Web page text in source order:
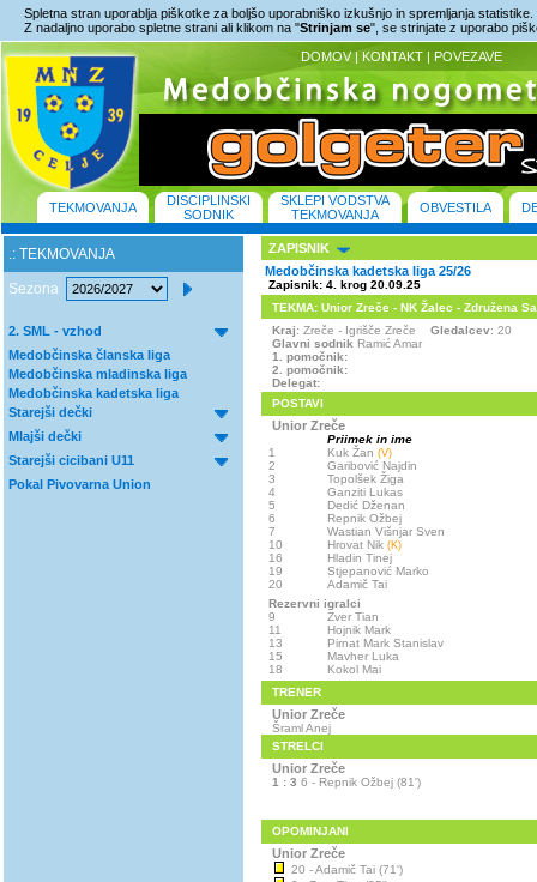
Spletna stran uporablja piškotke za boljšo uporabniško izkušnjo in spremljanja statistike.
Z nadaljno uporabo spletne strani ali klikom na "Strinjam se", se strinjate z uporabo
DOMOV | KONTAKT | POVEZAVE
TEKMOVANJA
DISCIPLINSKI
SODNIK
SKLEPI VODSTVA
TEKMOVANJA
OBVESTILA
.: TEKMOVANJA
Sezona
2. SML - vzhod
Medobčinska članska liga
Medobčinska mladinska liga
Medobčinska kadetska liga
Starejši dečki
Mlajši dečki
Starejši cicibani U11
Pokal Pivovarna Union
ZAPISNIK
Medobčinska kadetska liga 25/26
Zapisnik: 4. krog 20.09.25
TEKMA: Unior Zreče - NK Žalec - Združena
Kraj: Zreče - Igrišče Zreče Gledalcev: 20
Glavni sodnik Ramić Amar
1. pomočnik:
2. pomočnik:
Delegat:
POSTAVI
Unior Zreče
Priimek in ime
1
Kuk Žan (V)
2
Garibović Najdin
3
Topolšek Žiga
4
Ganziti Lukas
5
Dedić Dženan
6
Repnik Ožbej
7
Wastian Višnjar Sven
10
Hrovat Nik (K)
16
Hladin Tinej
19
Stjepanović Marko
20
Adamič Tai
Rezervni igralci
9
Zver Tian
11
Hojnik Mark
13
Pirnat Mark Stanislav
15
Mavher Luka
18
Kokol Mai
TRENER
Unior Zreče
Šraml Anej
STRELCI
Unior Zreče
1 : 3 6 - Repnik Ožbej (81')
OPOMINJANI
Unior Zreče
20 - Adamič Tai (71')